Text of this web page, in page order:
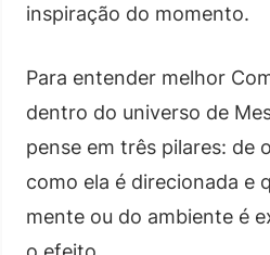
inspiração do momento.
Para entender melhor
dentro do universo de
pense em três pilares: de
como ela é direcionada e
mente ou do ambiente é